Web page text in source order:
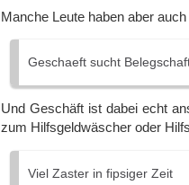
Manche Leute haben aber
Geschaeft sucht
Und Geschäft ist dabei echt
zum Hilfsgeldwäscher oder
Viel Zaster in fipsiger Zeit